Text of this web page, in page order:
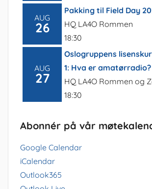
AUG
26
Pakking til Field Day
HQ LA4O Rommen
18:30
AUG
27
Oslogruppens
1: Hva er amatørradio?
HQ LA4O Rommen og
18:30
Abonnér på vår
Google Calendar
iCalendar
Outlook365